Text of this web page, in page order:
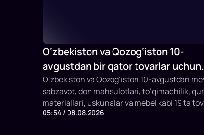
O‘zbekiston va Qozog‘iston 10-
avgustdan bir qator tovarlar uchun
savdodagi to‘siqlarni bekor qiladi
O‘zbekiston va Qozog‘iston 10-avgustdan
sabzavot, don mahsulotlari, to‘qimachilik,
materiallari, uskunalar va mebel kabi 19 ta
guruhi uchun tarif va notarif cheklovlarni
05:54 / 08.08.2026